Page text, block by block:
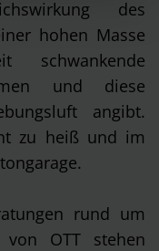
49 Abs. 1 S. 1 lit.
USA Ihre Daten
kann. In diesem
Daten durch
ohne
werden. Wenn
vorgehend
.
des
hohen Masse
schwankende
und diese
angibt.
zu heiß und im
rund um
von OTT stehen